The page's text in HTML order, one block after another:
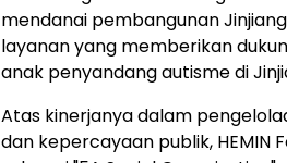
mendanai pembangunan
layanan yang memberikan
anak penyandang autisme di
Atas kinerjanya dalam
dan kepercayaan publik,